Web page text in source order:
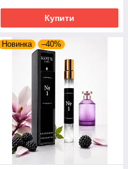
Купити
Новинка –40%